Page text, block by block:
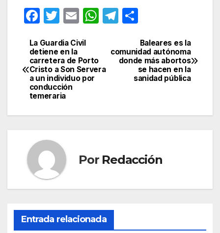
F
c
e
b
o
T
itt
er
E
ail
W
at
s
A
T
e
gr
m
p
ar
Navegación
de
entradas
Baleares es la
comunidad autónoma
donde más abortos
se hacen en la
sanidad pública
La Guardia Civil
detiene en la
carretera de Porto
Cristo a Son Servera
a un individuo por
conducción
temeraria
Por Redacción
Entrada relacionada